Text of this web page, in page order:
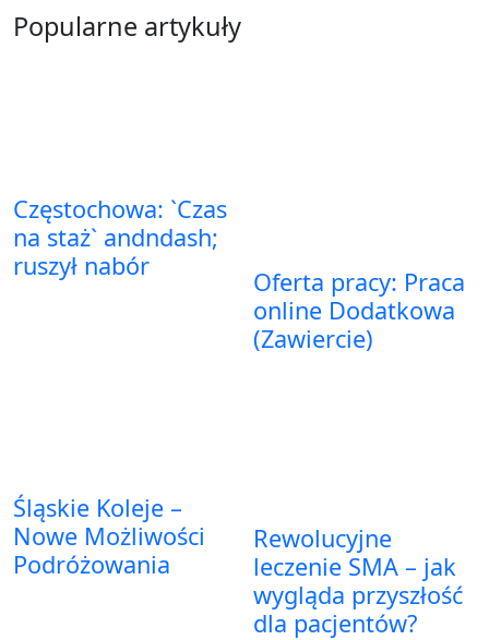
Popularne artykuły
Częstochowa: `Czas
na staż` andndash;
ruszył nabór
Oferta pracy: Praca
online Dodatkowa
(Zawiercie)
Śląskie Koleje –
Nowe Możliwości
Podróżowania
Rewolucyjne
leczenie SMA – jak
wygląda przyszłość
dla pacjentów?